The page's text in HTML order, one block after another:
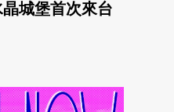
城堡首次來台